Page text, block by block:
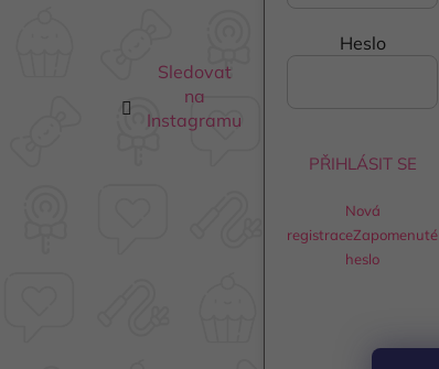
Sledovat
na
Instagramu
Heslo
PŘIHLÁSIT SE
Nová
registraceZapomenuté
heslo